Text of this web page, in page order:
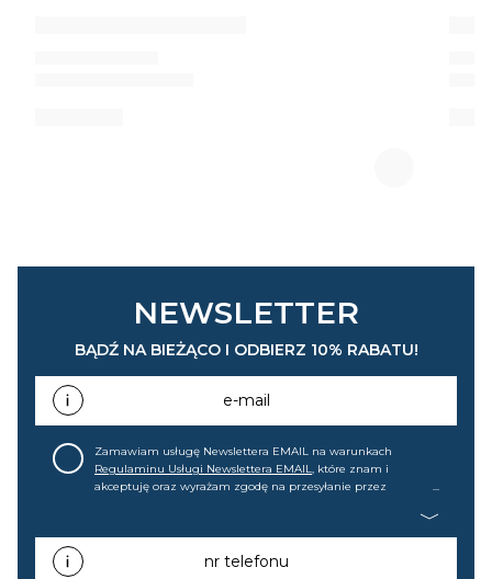
NEWSLETTER
BĄDŹ NA BIEŻĄCO I ODBIERZ 10% RABATU!
e-mail
Zamawiam usługę Newslettera EMAIL na warunkach
Regulaminu Usługi Newslettera EMAIL, które znam i
akceptuję oraz wyrażam zgodę na przesyłanie przez
promocjach, wyprzedażach). Wiem, że mogę tę zgodę w
każdej chwili cofnąć.nr telefonu